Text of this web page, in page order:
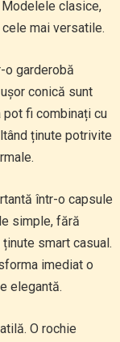
clasice,
mai versatile.
o garderobă
conică sunt
fi combinați cu
ținute potrivite
într-o capsule
simple, fără
smart casual.
imediat o
elegantă.
O rochie